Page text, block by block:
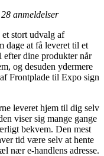
28 anmeldelser
stort udvalg af
dage at få leveret til et
efter dine produkter når
og desuden ydermere
Frontplade til Expo sign
leveret hjem til dig selv
viser sig mange gange
bekvem. Den mest
tid være selv at hente
nær e-handlens adresse.